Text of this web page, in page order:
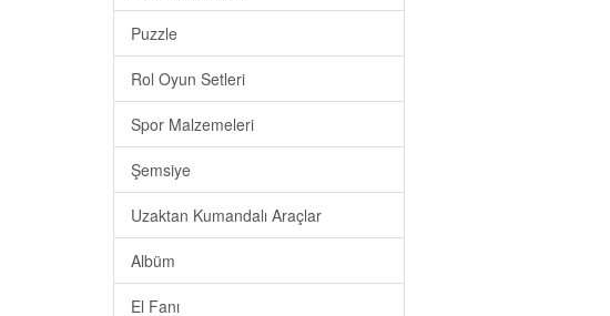
Puzzle
Rol Oyun Setleri
Spor Malzemeleri
Şemsiye
Uzaktan Kumandalı Araçlar
Albüm
El Fanı